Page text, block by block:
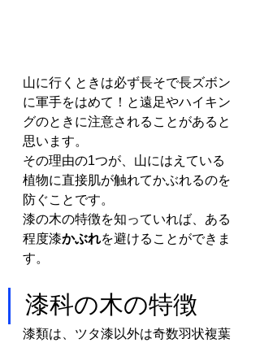
山に行くときは必ず長そで長ズボン
に軍手をはめて！と遠足やハイキン
グのときに注意されることがあると
思います。
その理由の1つが、山にはえている
植物に直接肌が触れてかぶれるのを
防ぐことです。
漆の木の特徴を知っていれば、ある
程度漆かぶれを避けることができま
す。
漆科の木の特徴
漆類は、ツタ漆以外は奇数羽状複葉